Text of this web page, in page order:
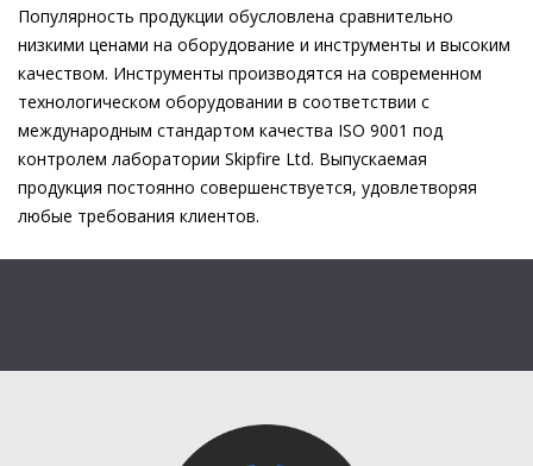
Популярность продукции обусловлена сравнительно
низкими ценами на оборудование и инструменты и высоким
качеством. Инструменты производятся на современном
технологическом оборудовании в соответствии с
международным стандартом качества ISO 9001 под
контролем лаборатории Skipfire Ltd. Выпускаемая
продукция постоянно совершенствуется, удовлетворяя
любые требования клиентов.